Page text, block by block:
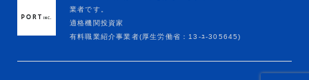
業者です。
適格機関投資家
有料職業紹介事業者(厚生労働省：13-ﾕ-305645)